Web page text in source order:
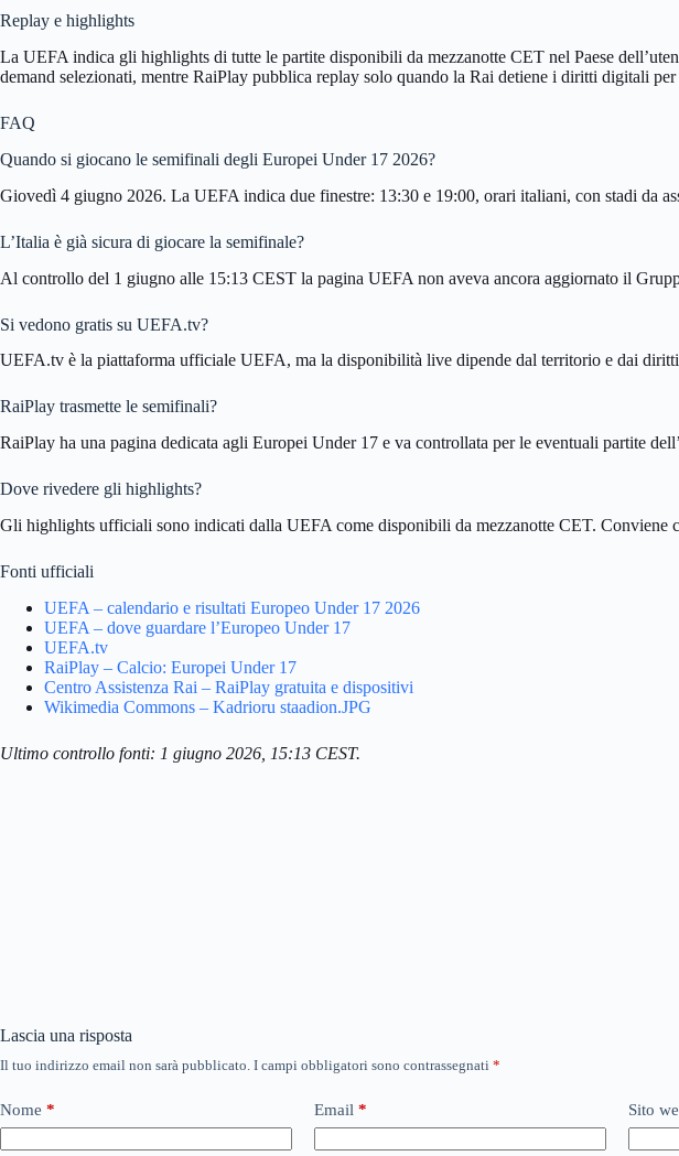
Replay e highlights
La UEFA indica gli highlights di tutte le partite disponibili da mezzanotte CET nel Paese
demand selezionati, mentre RaiPlay pubblica replay solo quando la Rai detiene i diritti digitali
FAQ
Quando si giocano le semifinali degli Europei Under 17 2026?
Giovedì 4 giugno 2026. La UEFA indica due finestre: 13:30 e 19:00, orari italiani, con stadi da
L’Italia è già sicura di giocare la semifinale?
Al controllo del 1 giugno alle 15:13 CEST la pagina UEFA non aveva ancora aggiornato il
Si vedono gratis su UEFA.tv?
UEFA.tv è la piattaforma ufficiale UEFA, ma la disponibilità live dipende dal territorio e dai
RaiPlay trasmette le semifinali?
RaiPlay ha una pagina dedicata agli Europei Under 17 e va controllata per le eventuali partite
Dove rivedere gli highlights?
Gli highlights ufficiali sono indicati dalla UEFA come disponibili da mezzanotte CET.
Fonti ufficiali
UEFA – calendario e risultati Europeo Under 17 2026
UEFA – dove guardare l’Europeo Under 17
UEFA.tv
RaiPlay – Calcio: Europei Under 17
Centro Assistenza Rai – RaiPlay gratuita e dispositivi
Wikimedia Commons – Kadrioru staadion.JPG
Ultimo controllo fonti: 1 giugno 2026, 15:13 CEST.
Lascia una risposta
Il tuo indirizzo email non sarà pubblicato. I campi obbligatori sono contrassegnati *
Nome * Email * Sito